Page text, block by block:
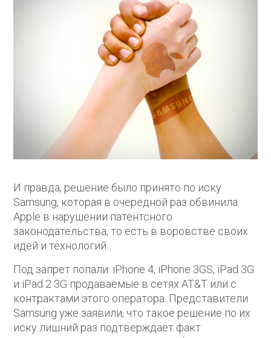
И правда, решение было принято по иску
Samsung, которая в очередной раз обвинила
Apple в нарушении патентсного
законодательства, то есть в воровстве своих
идей и технологий.
Под запрет попали: iPhone 4, iPhone 3GS, iPad 3G
и iPad 2 3G продаваемые в сетях AT&T или с
контрактами этого оператора. Представители
Samsung уже заявили, что такое решение по их
иску лишний раз подтверждает факт